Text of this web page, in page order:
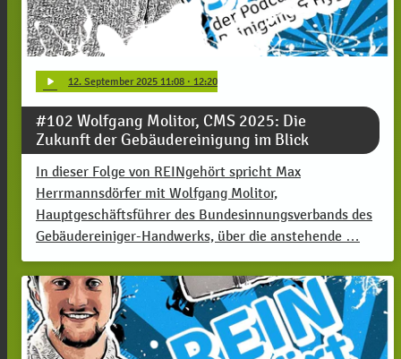
play_arrow 12. September 2025 11:08 · 12:20
#102 Wolfgang Molitor, CMS 2025: Die
Zukunft der Gebäudereinigung im Blick
In dieser Folge von REINgehört spricht Max
Herrmannsdörfer mit Wolfgang Molitor,
Hauptgeschäftsführer des Bundesinnungsverbands des
Gebäudereiniger-Handwerks, über die anstehende …